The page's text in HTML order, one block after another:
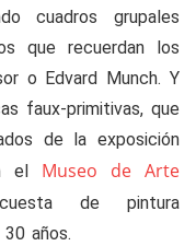
cuadros grupales
que recuerdan los
o Edvard Munch. Y
faux-primitivas, que
de la exposición
el Museo de Arte
de pintura
años.